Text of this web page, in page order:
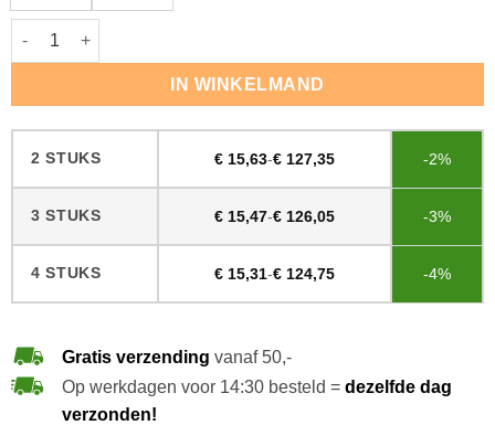
Pallmann Clean Strong Grundreiniger aantal
IN WINKELMAND
2 STUKS €15,63-€127,35 -2%
3 STUKS €15,47-€126,05 -3%
4 STUKS €15,31-€124,75 -4%
Gratis verzending vanaf 50,-
Op werkdagen voor 14:30 besteld = dezelfde dag
verzonden!